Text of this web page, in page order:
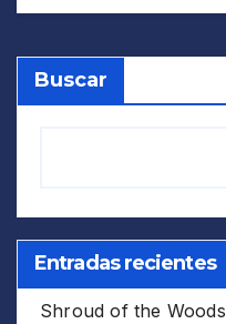
Buscar
Entradas recientes
Shroud of the Woods